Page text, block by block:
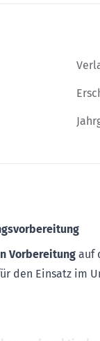
Vorbereitung auf
den Einsatz im